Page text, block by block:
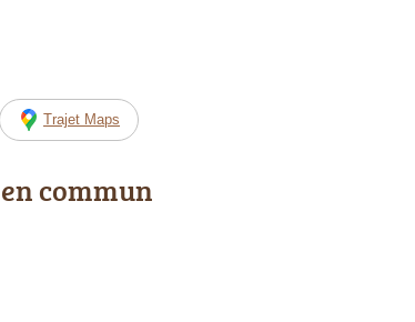
Trajet Maps
commun